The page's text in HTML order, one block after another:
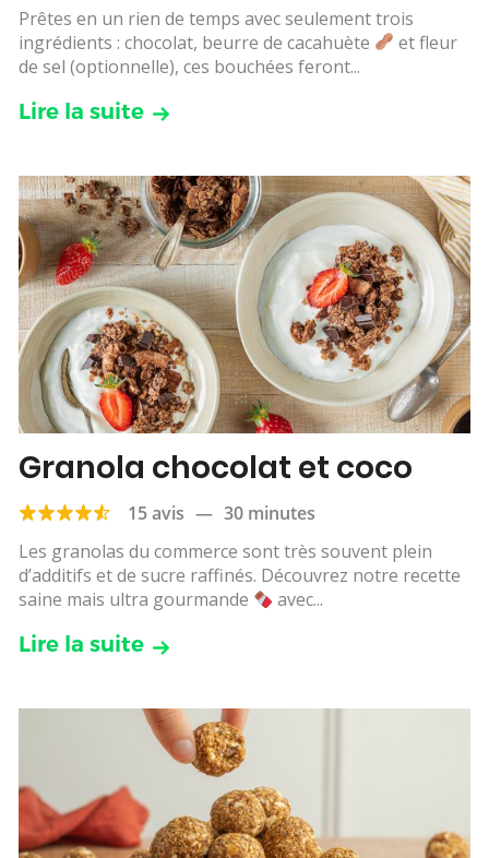
Prêtes en un rien de temps avec seulement trois
ingrédients : chocolat, beurre de cacahuète
et fleur
de sel (optionnelle), ces bouchées feront...
Lire la suite
Granola chocolat et coco
15 avis — 30 minutes
Les granolas du commerce sont très souvent plein
d’additifs et de sucre raffinés. Découvrez notre recette
saine mais ultra gourmande
avec...
Lire la suite